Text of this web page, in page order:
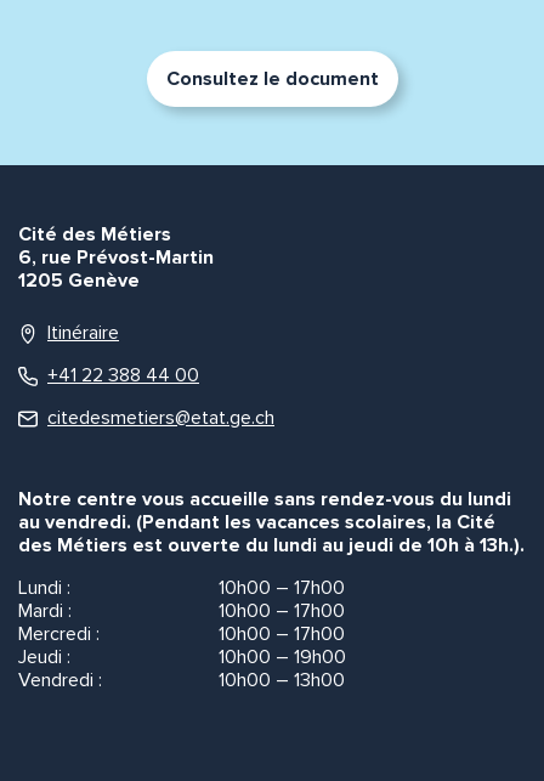
Consultez le document
Cité des Métiers
6, rue Prévost-Martin
1205 Genève
Itinéraire
+41 22 388 44 00
citedesmetiers@etat.ge.ch
Notre centre vous accueille sans rendez-vous du lundi
au vendredi. (Pendant les vacances scolaires, la Cité
des Métiers est ouverte du lundi au jeudi de 10h à 13h.).
Lundi :
10h00 – 17h00
Mardi :
10h00 – 17h00
Mercredi :
10h00 – 17h00
Jeudi :
10h00 – 19h00
Vendredi :
10h00 – 13h00